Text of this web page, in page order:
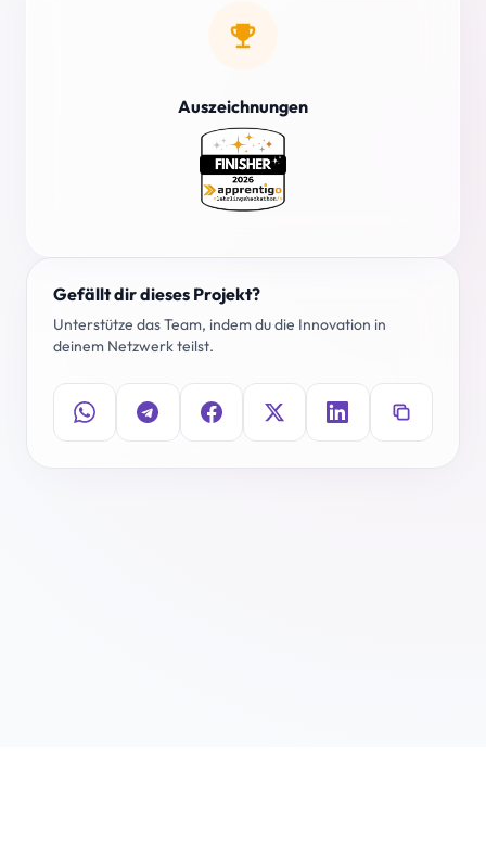
emoji_events
Auszeichnungen
Gefällt dir dieses Projekt?
Unterstütze das Team, indem du die Innovation in
deinem Netzwerk teilst.